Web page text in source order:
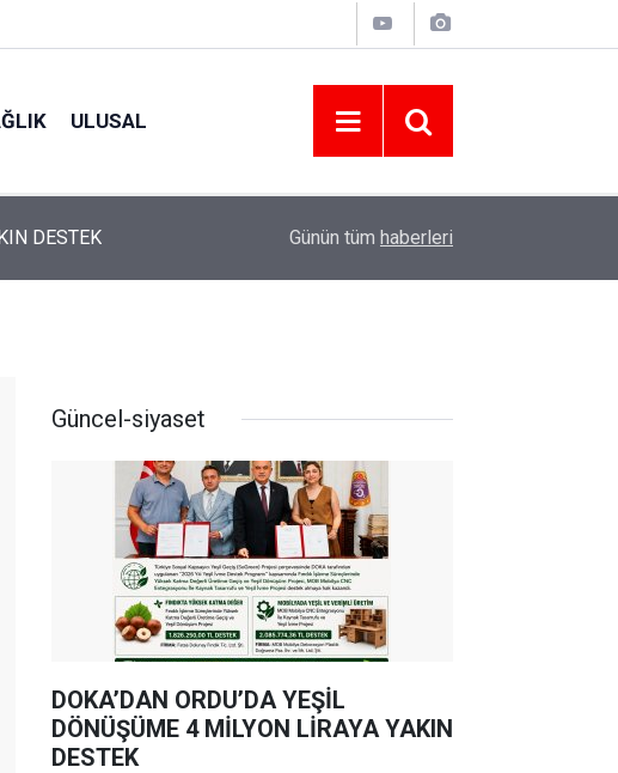
ULUSAL
YENİ PARTİ ALTINORDU’DA KURUCU
Günün tüm haberleri
Güncel-siyaset
DOKA’DAN ORDU’DA YEŞİL
DÖNÜŞÜME 4 MİLYON LİRAYA YAKIN
DESTEK